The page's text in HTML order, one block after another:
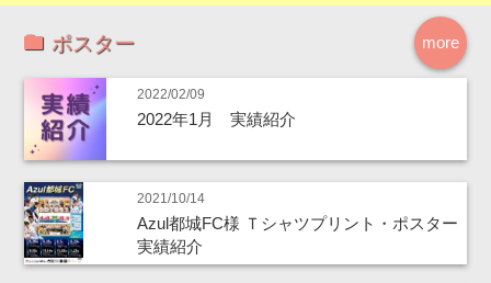
more
ポスター
2022/02/09
2022年1月 実績紹介
2021/10/14
Azul都城FC様 Ｔシャツプリント・ポスター
実績紹介